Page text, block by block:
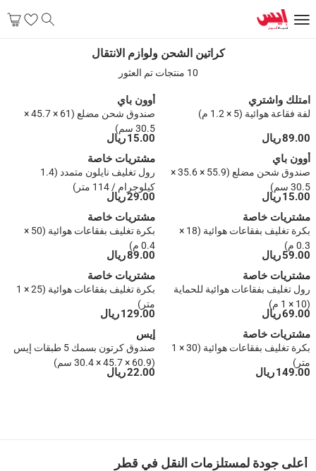
كراتين الشحن ولوازم الانتقال
كراتين الشحن ولوازم الانتقال
10 منتجات تم العثور
امتلك واشتري
لفة فقاعة هوائية (5 × 1.2 م)
89.00 ريال
أوون باي
صندوق شحن مضلع (61 × 45.7 ×
30.5 سم)
15.00 ريال
أوون باي
صندوق شحن مضلع (55.9 × 35.6 ×
30.5 سم)
15.00 ريال
مشتريات خاصة
رول تغليف نايلون متمدد (1.4
كيلوجرام / 114 متر)
29.00 ريال
مشتريات خاصة
بكرة تغليف بفقاعات هوائية (18 ×
0.3 م)
59.00 ريال
مشتريات خاصة
بكرة تغليف بفقاعات هوائية (50 ×
0.4 م)
89.00 ريال
مشتريات خاصة
رول تغليف بفقاعات هوائية للحماية
(10 × 1 م)
69.00 ريال
مشتريات خاصة
بكرة تغليف بفقاعات هوائية (25 × 1
متر)
129.00 ريال
مشتريات خاصة
بكرة تغليف بفقاعات هوائية (30 × 1
متر)
149.00 ريال
إيس
صندوق كرتون بسمك 5 طبقات إيس
(60.9 × 45.7 × 30.4 سم)
22.00 ريال
أعلى جودة لمستلزمات النقل في قطر